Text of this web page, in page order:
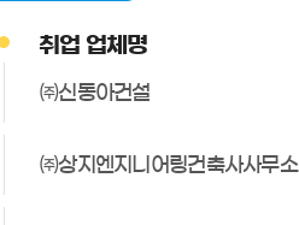
취업 업체명
㈜신동아건설
㈜상지엔지니어링건축사사무소